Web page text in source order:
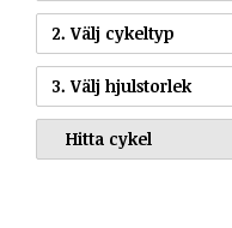
2. Välj cykeltyp
3. Välj hjulstorlek